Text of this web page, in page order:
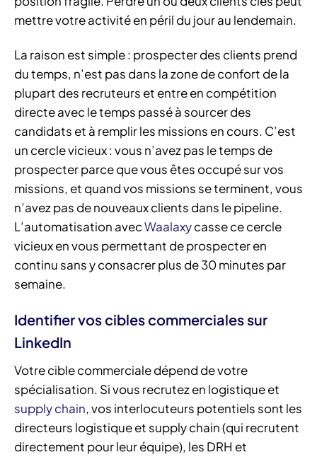
mettre votre activité en péril du jour au lendemain.
La raison est simple : prospecter des clients prend
du temps, n’est pas dans la zone de confort de la
plupart des recruteurs et entre en compétition
directe avec le temps passé à sourcer des
candidats et à remplir les missions en cours. C’est
un cercle vicieux : vous n’avez pas le temps de
prospecter parce que vous êtes occupé sur vos
missions, et quand vos missions se terminent, vous
n’avez pas de nouveaux clients dans le pipeline.
L’automatisation avecWaalaxycasse ce cercle
vicieux en vous permettant de prospecter en
continu sans y consacrer plus de 30 minutes par
semaine.
Identifier vos cibles commerciales sur
LinkedIn
Votre cible commerciale dépend de votre
spécialisation. Si vous recrutez en logistique et
supply chain, vos interlocuteurs potentiels sont les
directeurs logistique et supply chain (qui recrutent
directement pour leur équipe), les DRH et